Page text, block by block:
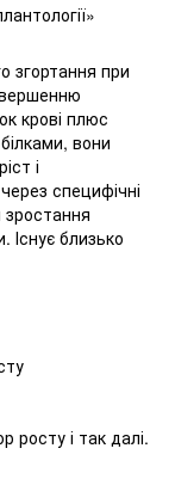
згортання при
крові плюс
вони
і
специфічні
зростання
Існує близько
росту і так далі.